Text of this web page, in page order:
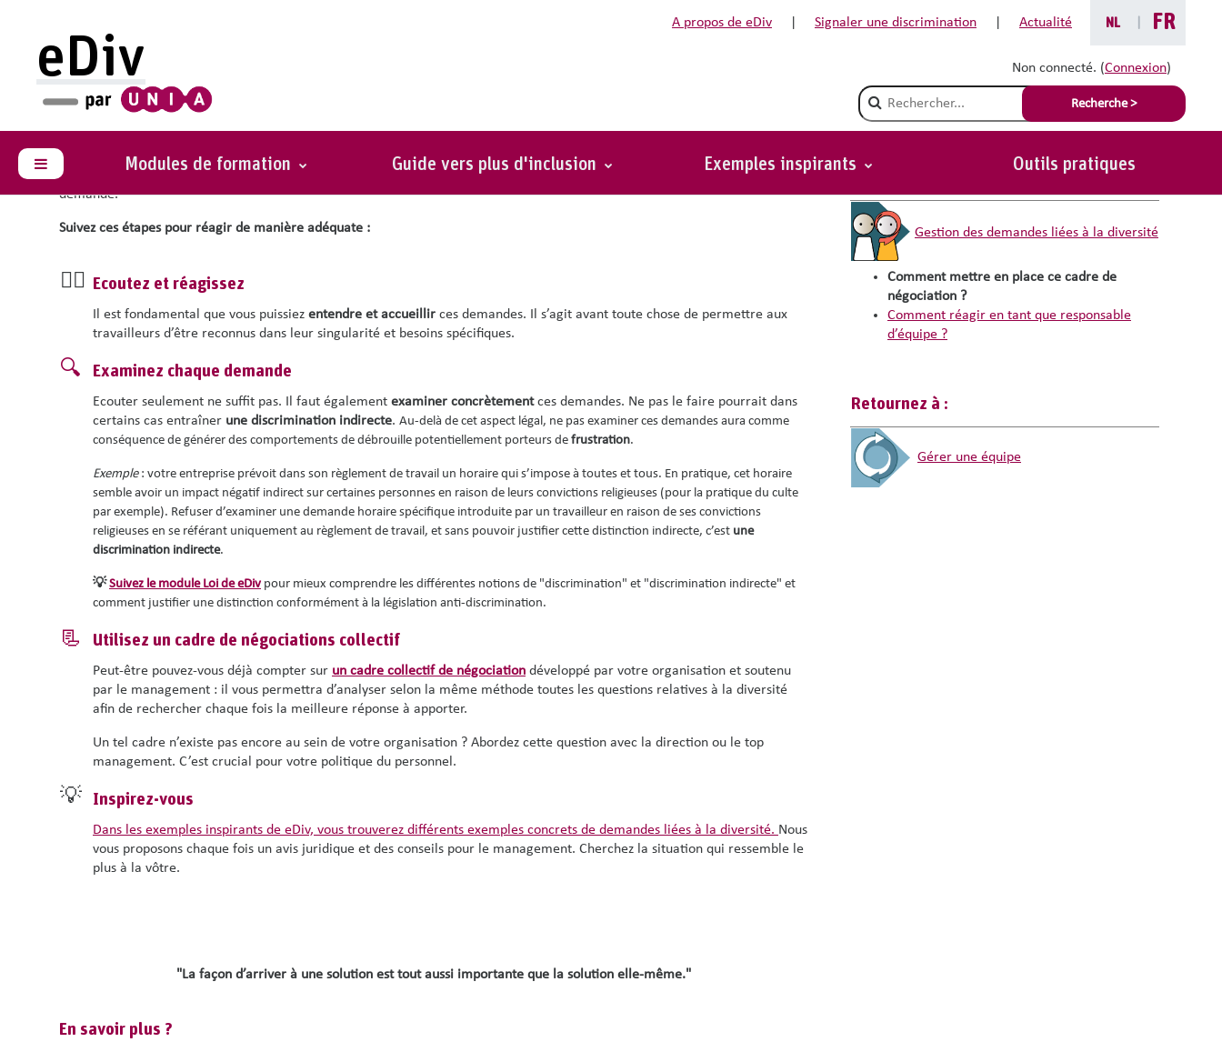
A propos de eDiv
Signaler une discrimination Actualité NL FR
Non connecté. (Connexion)
Champ de recherche
Recherche >
eDiv
Panneau latéral Modules de formation Guide vers plus d'inclusion Exemples inspirants Outils pratiques
Comment réagir en tant que responsable d’équipe aux demandes liées à la
diversité ?
En tant que responsable d’équipe, c’est souvent vous que les travailleurs viendront
avec ce type de
demande.
Suivez ces étapes pour réagir de manière adéquate :
👂🏽 Ecoutez et réagissez
Il est fondamental que vous puissiez entendre et accueillir ces demandes. Il s’agit avant toute chose de permettre aux
travailleurs d’être reconnus dans leur singularité et besoins spécifiques.
🔍 Examinez chaque demande
Ecouter seulement ne suffit pas. Il faut également examiner concrètementces demandes. Ne pas le faire pourrait dans
certains cas entraîner une discrimination indirecte. Au-delà de cet aspect légal, ne pas examiner ces demandes aura comme
conséquence de générer des comportements de débrouille potentiellement porteurs de frustration.
Exemple: votre entreprise prévoit dans son règlement de travail un horaire qui s’impose à toutes et tous. En pratique, cet horaire
semble avoir un impact négatif indirect sur certaines personnes en raison de leurs convictions religieuses (pour la pratique du culte
par exemple). Refuser d’examiner une demande horaire spécifique introduite par un travailleur en raison de ses convictions
religieuses en se référant uniquement au règlement de travail, et sans pouvoir justifier cette distinction indirecte, c’est une
discrimination indirecte.
💡Suivez le module Loi de eDiv pour mieux comprendre les différentes notions de "discrimination" et "discrimination indirecte" et
comment justifier une distinction conformément à la législation anti-discrimination.
📃 Utilisez un cadre de négociations collectif
Peut-être pouvez-vous déjà compter sur un cadre collectif de négociation développé par votre organisation et soutenu
par le management : il vous permettra d’analyser selon la même méthode toutes les questions relatives à la diversité
afin de rechercher chaque fois la meilleure réponse à apporter.
Un tel cadre n’existe pas encore au sein de votre organisation ? Abordez cette question avec la direction ou le top
management. C’est crucial pour votre politique du personnel.
💡 Inspirez-vous
Dans les exemples inspirants de eDiv, vous trouverez différents exemples concrets de demandes liées à la diversité. Nous
vous proposons chaque fois un avis juridique et des conseils pour le management. Cherchez la situation qui ressemble le
plus à la vôtre.
"La façon d’arriver à une solution est tout aussi importante que la solution elle-même."
En savoir plus ?
Gestion des demandes liées à la diversité
Comment mettre en place ce cadre de
négociation ?
Comment réagir en tant que responsable
d’équipe ?
Retournez à :
Gérer une équipe